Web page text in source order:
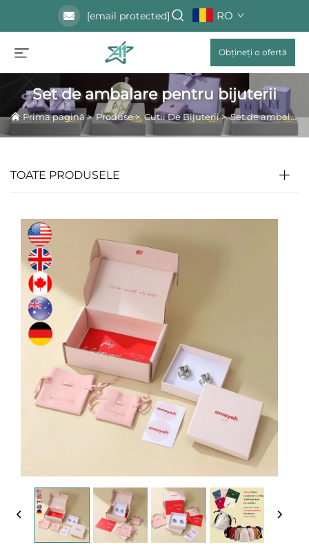
[email protected] RO
Obțineți o ofertă
Set de ambalare pentru bijuterii
Prima pagină>Produse>Cutii De Bijuterii>Set de ambalare pentru bijuterii
TOATE PRODUSELE